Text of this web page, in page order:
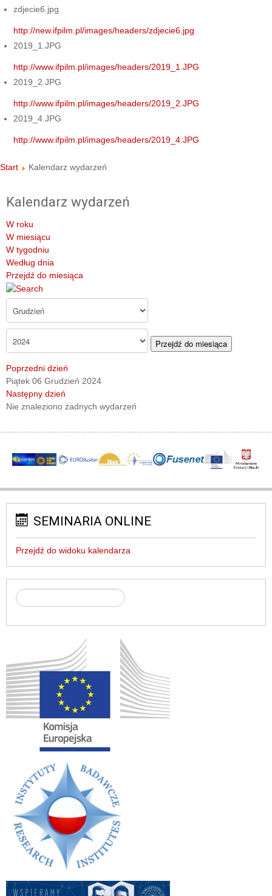
zdjecie6.jpg
http://new.ifpilm.pl/images/headers/zdjecie6.jpg
2019_1.JPG
http://www.ifpilm.pl/images/headers/2019_1.JPG
2019_2.JPG
http://www.ifpilm.pl/images/headers/2019_2.JPG
2019_4.JPG
http://www.ifpilm.pl/images/headers/2019_4.JPG
Start Kalendarz wydarzeń
Kalendarz wydarzeń
W roku
W miesiącu
W tygodniu
Według dnia
Przejdź do miesiąca
Przejdź do miesiąca
Poprzedni dzień
Piątek 06 Grudzień 2024
Następny dzień
Nie znaleziono żadnych wydarzeń
SEMINARIA ONLINE
Przejdź do widoku kalendarza